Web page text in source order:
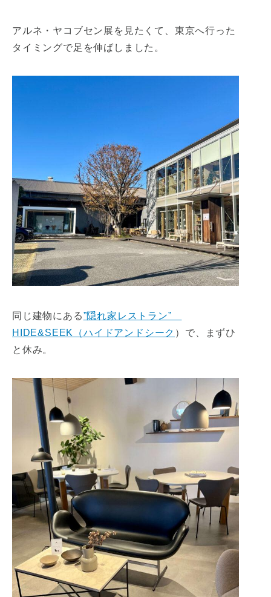
アルネ・ヤコブセン展を見たくて、東京へ行った
タイミングで足を伸ばしました。
同じ建物にある”隠れ家レストラン”
HIDE&SEEK（ハイドアンドシーク ）で、まずひ
と休み。